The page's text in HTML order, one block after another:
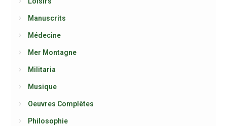
Manuscrits
Médecine
Mer Montagne
Militaria
Musique
Oeuvres Complètes
Philosophie